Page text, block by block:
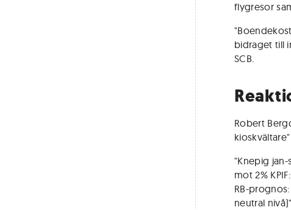
flygresor
bidraget till
SCB.
Robert
"Knepig
mot 2%
RB-
neutral nivå)"